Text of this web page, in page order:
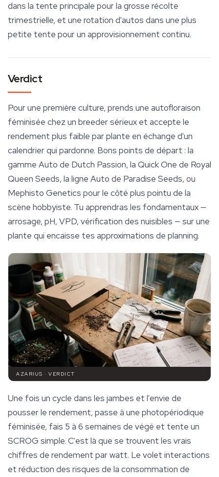
dans la tente principale pour la grosse récolte
trimestrielle, et une rotation d'autos dans une plus
petite tente pour un approvisionnement continu.
Verdict
Pour une première culture, prends une autofloraison
féminisée chez un breeder sérieux et accepte le
rendement plus faible par plante en échange d'un
calendrier qui pardonne. Bons points de départ : la
gamme Auto de Dutch Passion, la Quick One de Royal
Queen Seeds, la ligne Auto de Paradise Seeds, ou
Mephisto Genetics pour le côté plus pointu de la
scène hobbyiste. Tu apprendras les fondamentaux —
arrosage, pH, VPD, vérification des nuisibles — sur une
plante qui encaisse tes approximations de planning.
AZARIUS · VERDICT
Une fois un cycle dans les jambes et l'envie de
pousser le rendement, passe à une photopériodique
féminisée, fais 5 à 6 semaines de végé et tente un
SCROG simple. C'est là que se trouvent les vrais
chiffres de rendement par watt. Le volet interactions
et réduction des risques de la consommation de